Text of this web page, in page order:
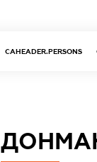
CAHEADER.PERSONS